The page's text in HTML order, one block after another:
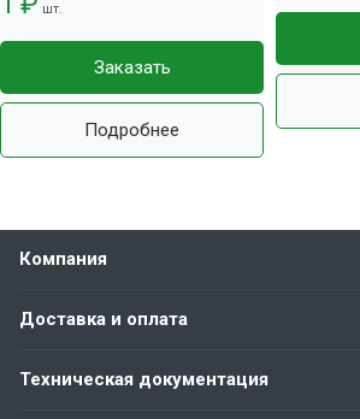
шт.
Заказать
Подробнее
Компания
Доставка и оплата
Техническая документация